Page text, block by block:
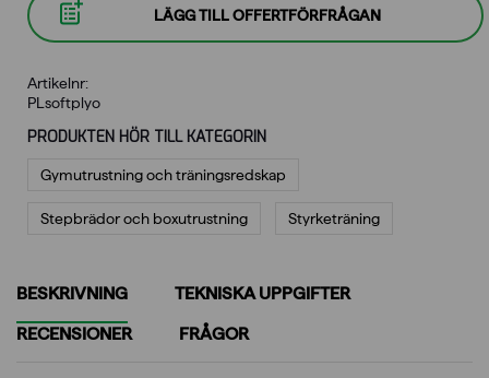
LÄGG TILL OFFERTFÖRFRÅGAN
Artikelnr:
PLsoftplyo
PRODUKTEN HÖR TILL KATEGORIN
Gymutrustning och träningsredskap
Stepbrädor och boxutrustning Styrketräning
BESKRIVNING
TEKNISKA UPPGIFTER
RECENSIONER
FRÅGOR